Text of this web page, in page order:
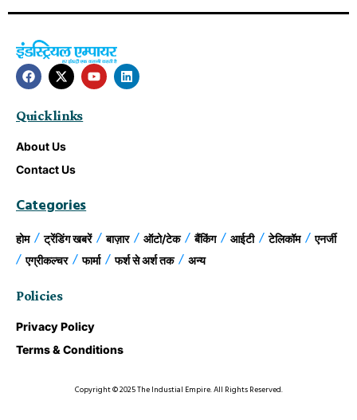
Quick links
About Us
Contact Us
Categories
होम ट्रेंडिंग खबरें बाज़ार ऑटो/टेक बैंकिंग आईटी टेलिकॉम
एनर्जी
एग्रीकल्चर
फार्मा फर्श से अर्श तक अन्य
Policies
Privacy Policy
Terms & Conditions
Copyright © 2025 The Industial Empire. All Rights Reserved.